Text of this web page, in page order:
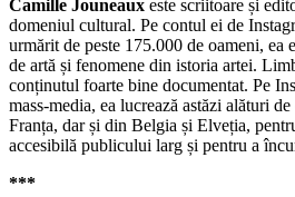
Camille Jouneaux este scriitoare și
domeniul cultural. Pe contul ei de
urmărit de peste 175.000 de oameni, ea
de artă și fenomene din istoria artei.
conținutul foarte bine documentat. Pe
mass-media, ea lucrează astăzi alături
Franța, dar și din Belgia și Elveția,
accesibilă publicului larg și pentru a
***